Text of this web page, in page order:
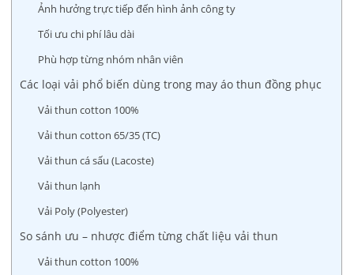
Ảnh hưởng trực tiếp đến hình ảnh công ty
Tối ưu chi phí lâu dài
Phù hợp từng nhóm nhân viên
Các loại vải phổ biến dùng trong may áo thun đồng phục
Vải thun cotton 100%
Vải thun cotton 65/35 (TC)
Vải thun cá sấu (Lacoste)
Vải thun lạnh
Vải Poly (Polyester)
So sánh ưu – nhược điểm từng chất liệu vải thun
Vải thun cotton 100%